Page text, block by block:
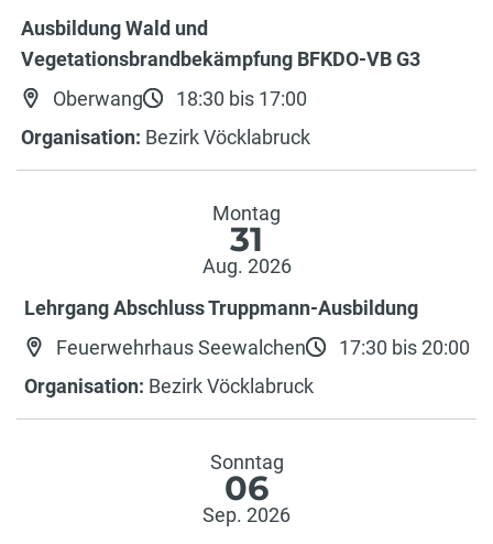
Ausbildung Wald und
Vegetationsbrandbekämpfung BFKDO-VB G3
Oberwang
18:30 bis 17:00
Organisation: Bezirk Vöcklabruck
Montag
31
Aug. 2026
Lehrgang Abschluss Truppmann-Ausbildung
Feuerwehrhaus Seewalchen
17:30 bis 20:00
Organisation: Bezirk Vöcklabruck
Sonntag
06
Sep. 2026